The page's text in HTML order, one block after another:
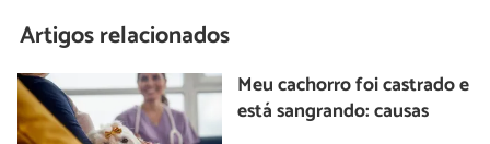
Artigos relacionados
Meu cachorro foi castrado e
está sangrando: causas